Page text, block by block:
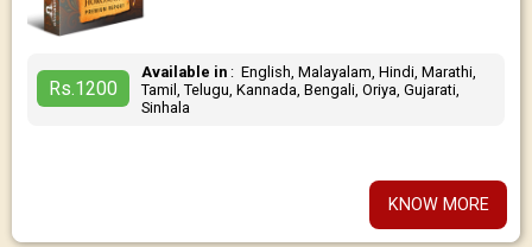
Rs.1200
Available in : English, Malayalam, Hindi, Marathi,
Tamil, Telugu, Kannada, Bengali, Oriya, Gujarati,
Sinhala
KNOW MORE